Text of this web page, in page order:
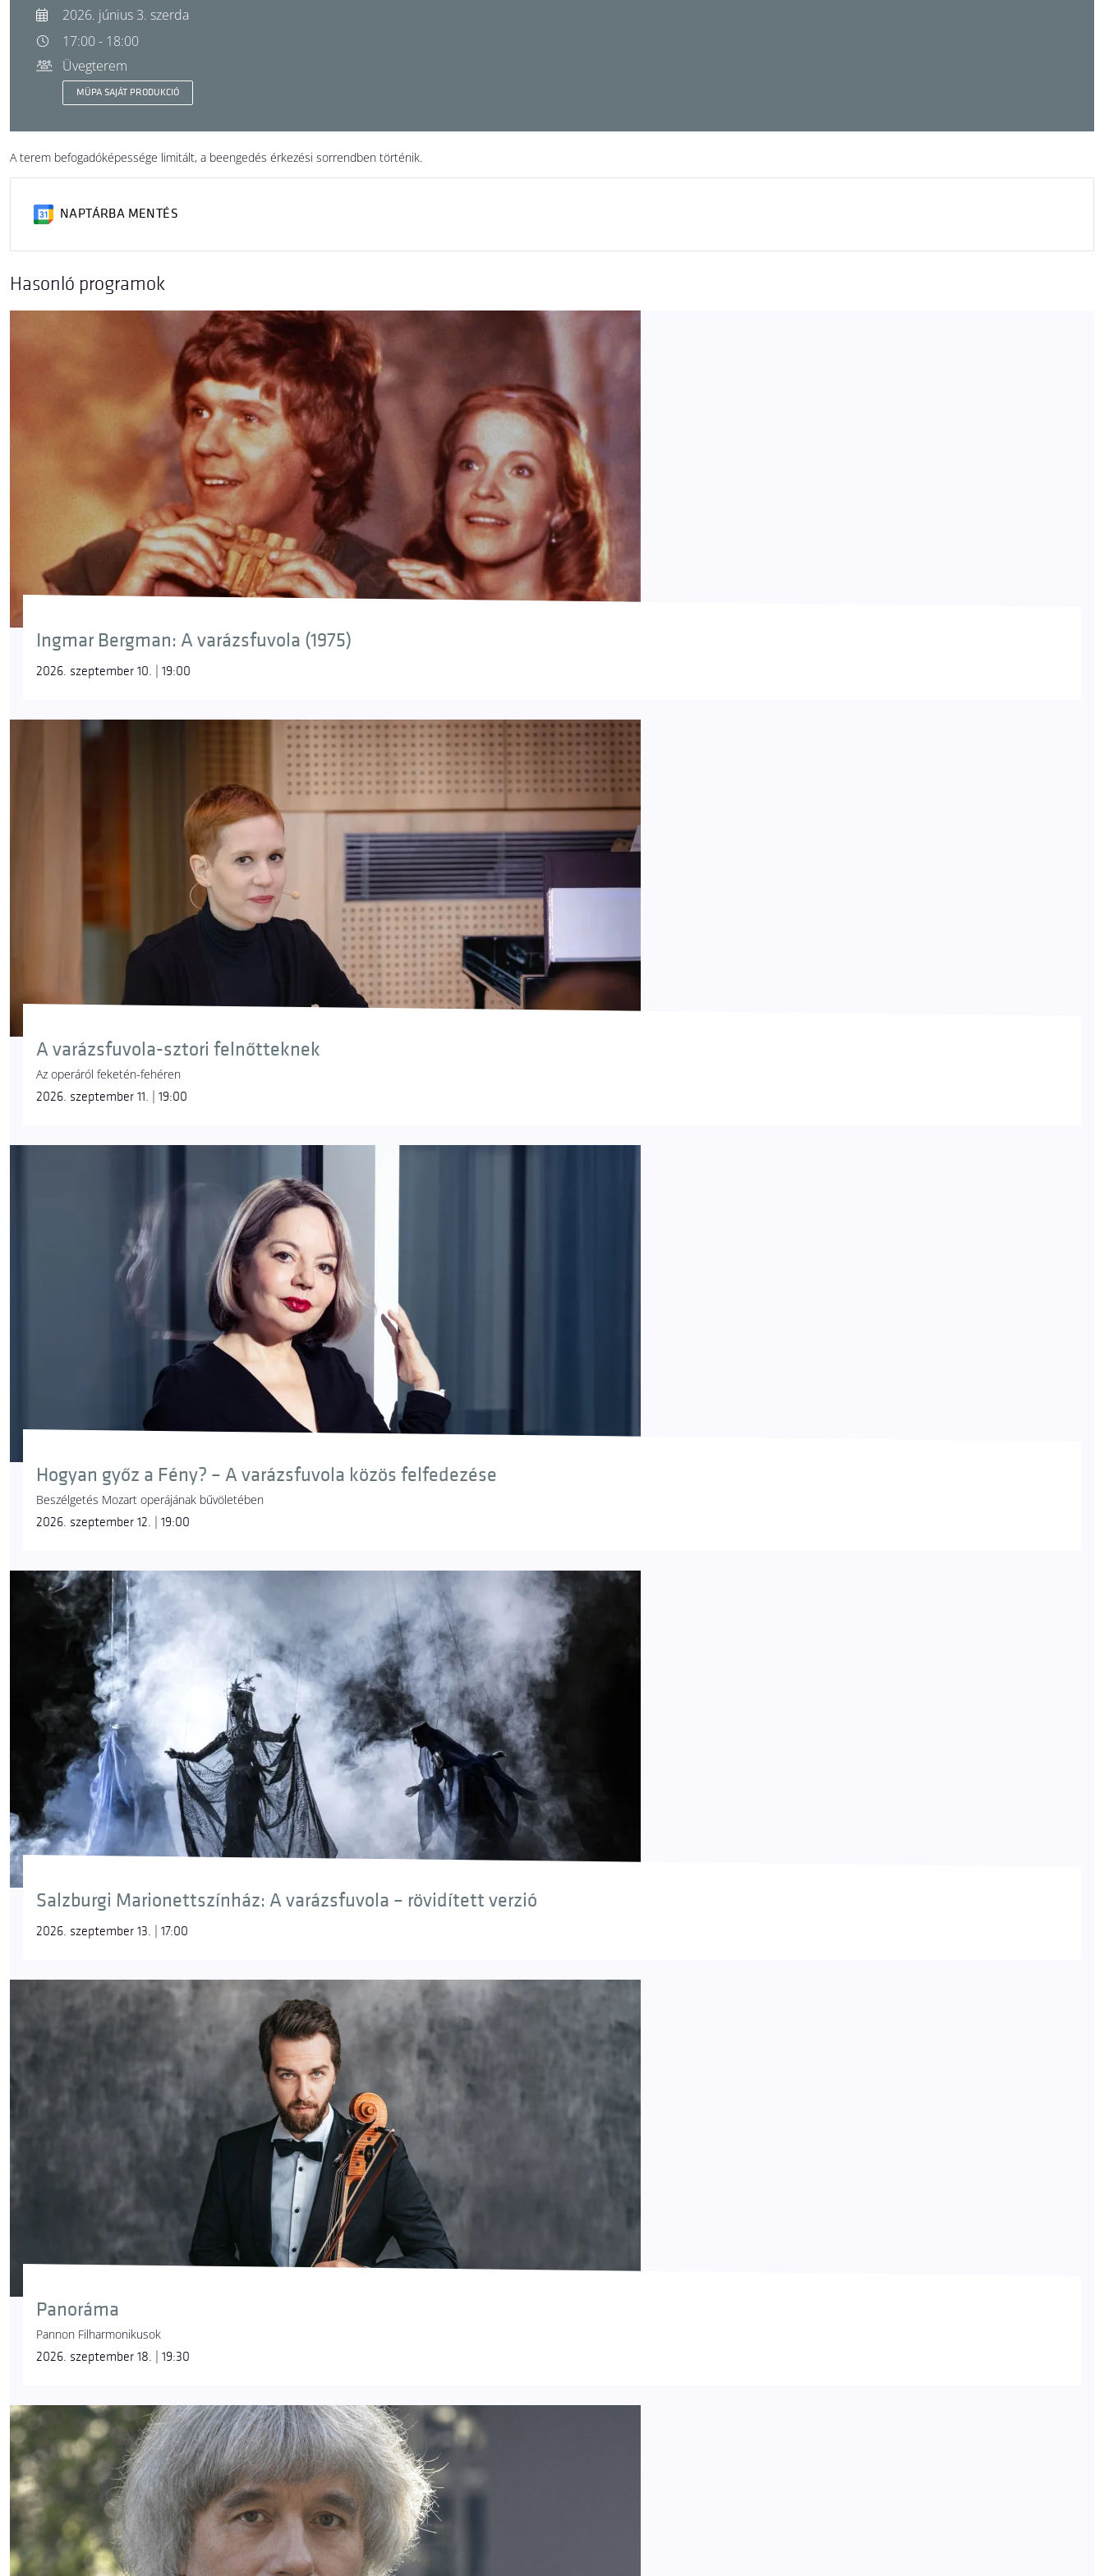
2026. június 3. szerda
17:00 - 18:00
Üvegterem
MÜPA SAJÁT PRODUKCIÓ
A terem befogadóképessége limitált, a beengedés érkezési sorrendben történik.
NAPTÁRBA MENTÉS
Hasonló programok
Ingmar Bergman: A varázsfuvola (1975)
2026. szeptember 10. | 19:00
A varázsfuvola-sztori felnőtteknek
Az operáról feketén-fehéren
2026. szeptember 11. | 19:00
Hogyan győz a Fény? – A varázsfuvola közös felfedezése
Beszélgetés Mozart operájának bűvöletében
2026. szeptember 12. | 19:00
Salzburgi Marionettszínház: A varázsfuvola – rövidített verzió
2026. szeptember 13. | 17:00
Panoráma
Pannon Filharmonikusok
2026. szeptember 18. | 19:30